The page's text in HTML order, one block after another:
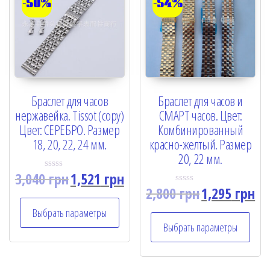
-50%
Браслет для часов
нержавейка. Tissot (copy)
Цвет: СЕРЕБРО. Размер
18, 20, 22, 24 мм.
R
a
d
0
o
u
3,040грн1,521 грн
Выбрать параметры
-54%
Браслет для часов и
СМАРТ часов. Цвет:
Комбинированный
красно-желтый. Размер
20, 22 мм.
R
d
0
o
u
2,800грн1,295 грн
Выбрать параметры